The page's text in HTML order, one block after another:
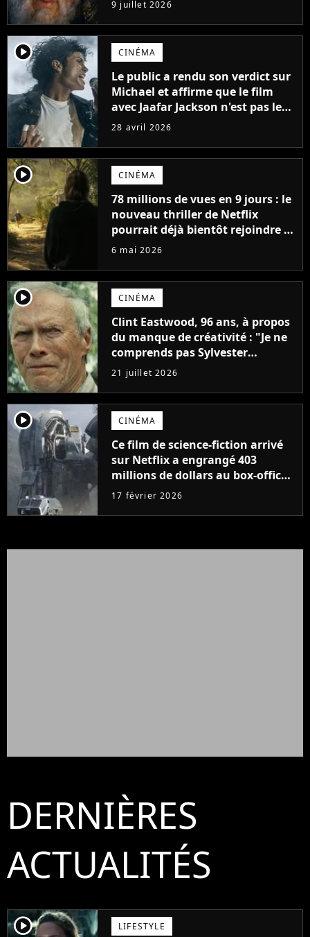
9 juillet 2026
player2 CINÉMA
Le public a rendu son verdict sur
Michael et affirme que le film
avec Jaafar Jackson n'est pas le
meilleur biopic musical de 2026.
28 avril 2026
player2 CINÉMA
78 millions de vues en 9 jours : le
nouveau thriller de Netflix
pourrait déjà bientôt rejoindre le
top 10 des films les plus vus de
6 mai 2026
player2 CINÉMA
Clint Eastwood, 96 ans, à propos
du manque de créativité : "Je ne
comprends pas Sylvester
Stallone. J'ai l'impression qu'il ne
fait ça que pour l'argent"
21 juillet 2026
player2 CINÉMA
Ce film de science-fiction arrivé
sur Netflix a engrangé 403
millions de dollars au box-office
et fait revivre l'une des sagas les
temps
17 février 2026
DERNIÈRES
ACTUALITÉS
player2 LIFESTYLE